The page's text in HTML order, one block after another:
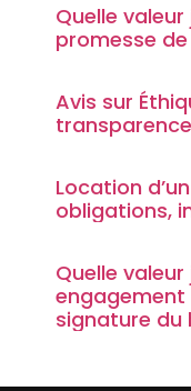
Quelle
promesse
Avis sur
Location
obligations,
Quelle
signature du